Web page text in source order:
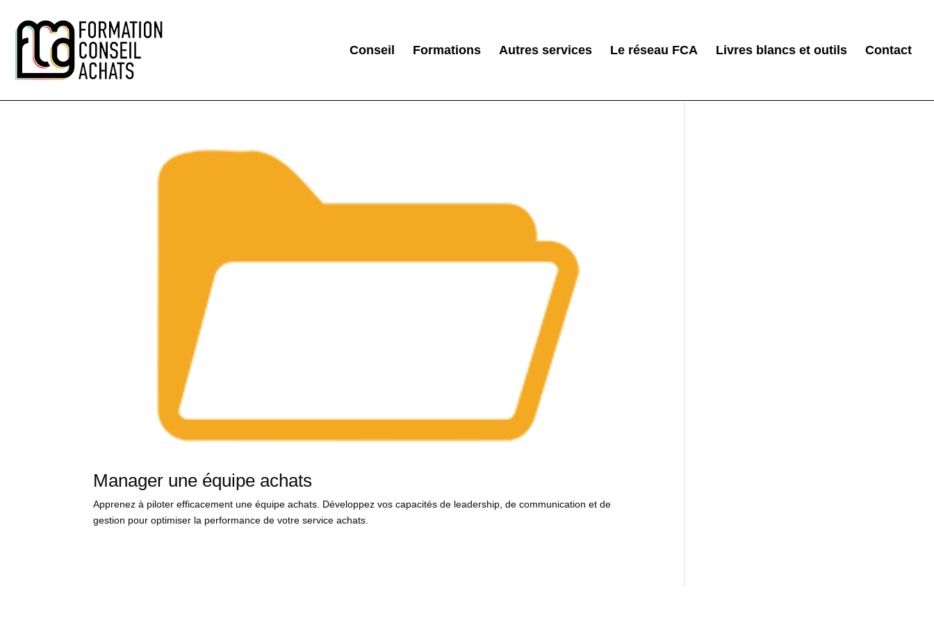
Conseil Formations Autres services Le réseau FCA Livres blancs et outils Contact
Manager une équipe achats
Apprenez à piloter efficacement une équipe achats. Développez vos capacités de leadership, de communication et de
gestion pour optimiser la performance de votre service achats.